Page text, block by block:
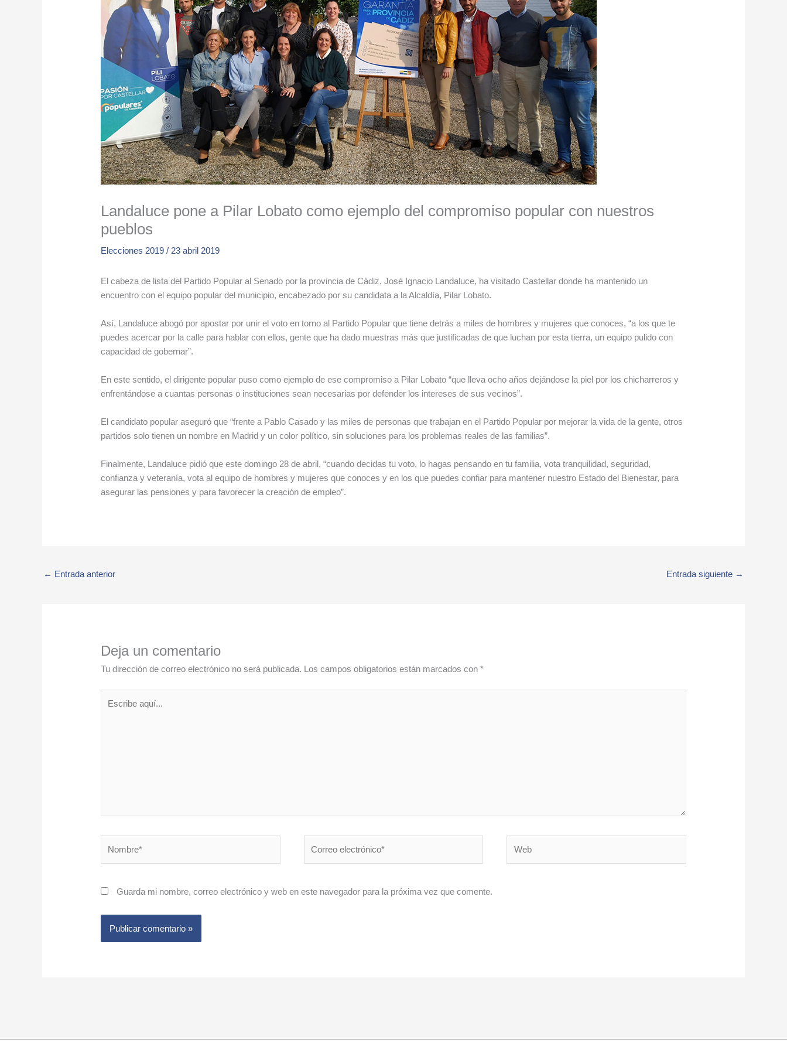
Landaluce pone a Pilar Lobato como ejemplo del compromiso popular con nuestros
pueblos
Elecciones 2019 / 23 abril 2019
El cabeza de lista del Partido Popular al Senado por la provincia de Cádiz, José Ignacio Landaluce, ha visitado Castellar donde ha mantenido un
encuentro con el equipo popular del municipio, encabezado por su candidata a la Alcaldía, Pilar Lobato.
Así, Landaluce abogó por apostar por unir el voto en torno al Partido Popular que tiene detrás a miles de hombres y mujeres que conoces, “a los que te
puedes acercar por la calle para hablar con ellos, gente que ha dado muestras más que justificadas de que luchan por esta tierra, un equipo pulido con
capacidad de gobernar”.
En este sentido, el dirigente popular puso como ejemplo de ese compromiso a Pilar Lobato “que lleva ocho años dejándose la piel por los chicharreros y
enfrentándose a cuantas personas o instituciones sean necesarias por defender los intereses de sus vecinos”.
El candidato popular aseguró que “frente a Pablo Casado y las miles de personas que trabajan en el Partido Popular por mejorar la vida de la gente, otros
partidos solo tienen un nombre en Madrid y un color político, sin soluciones para los problemas reales de las familias”.
Finalmente, Landaluce pidió que este domingo 28 de abril, “cuando decidas tu voto, lo hagas pensando en tu familia, vota tranquilidad, seguridad,
confianza y veteranía, vota al equipo de hombres y mujeres que conoces y en los que puedes confiar para mantener nuestro Estado del Bienestar, para
asegurar las pensiones y para favorecer la creación de empleo”.
← Entrada anterior Entrada siguiente →
Deja un comentario
Tu dirección de correo electrónico no será publicada. Los campos obligatorios están marcados con*
aquí...
electrónico*
Guarda mi nombre, correo electrónico y web en este navegador para la próxima vez que comente.